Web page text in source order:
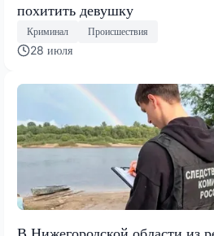
похитить девушку
Криминал Происшествия
28 июля